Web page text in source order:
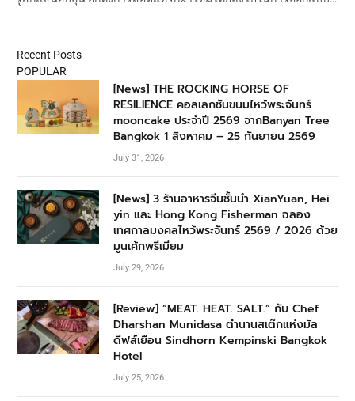
Recent Posts
POPULAR
[News] THE ROCKING HORSE OF
RESILIENCE คอลเลกชันขนมไหว้พระจันทร์
mooncake ประจำปี 2569 จากBanyan Tree
Bangkok 1 สิงหาคม – 25 กันยายน 2569
July 31, 2026
[News] 3 ร้านอาหารจีนชั้นนำ XianYuan, Hei
yin และ Hong Kong Fisherman ฉลอง
เทศกาลมงคลไหว้พระจันทร์ 2569 / 2026 ด้วย
มูนเค้กพรีเมียม
July 29, 2026
[Review] “MEAT. HEAT. SALT.” กับ Chef
Dharshan Munidasa ตำนานสเต๊กแห่งมัล
ดีฟส์เยือน Sindhorn Kempinski Bangkok
Hotel
July 25, 2026